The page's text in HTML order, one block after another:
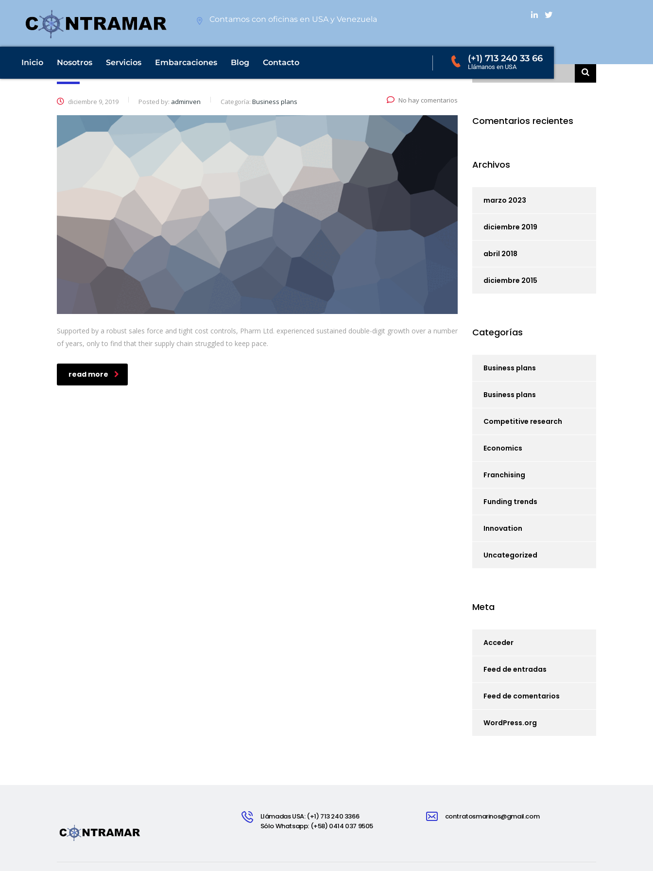
Contamos con oficinas en USA y Venezuela
Inicio Nosotros Servicios Embarcaciones Blog Contacto (+1) 713 240 33 66
Llámanos en USA
A digital prescription for the pharma industry
diciembre 9, 2019 Posted by: adminven Categoría: Business plans No hay comentarios
Supported by a robust sales force and tight cost controls, Pharm Ltd. experienced sustained double-digit growth over a number
of years, only to find that their supply chain struggled to keep pace.
read more
Comentarios recientes
Archivos
marzo 2023
diciembre 2019
abril 2018
diciembre 2015
Categorías
Business plans
Business plans
Competitive research
Economics
Franchising
Funding trends
Innovation
Uncategorized
Meta
Acceder
Feed de entradas
Feed de comentarios
WordPress.org
Llámadas USA: (+1) 713 240 3366
Sólo Whatsapp: (+58) 0414 037 9505
contratosmarinos@gmail.com